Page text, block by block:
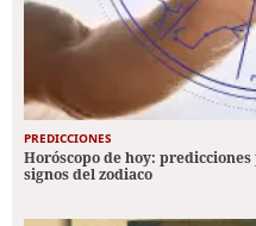
PREDICCIONES
Horóscopo de hoy:
signos del zodiaco